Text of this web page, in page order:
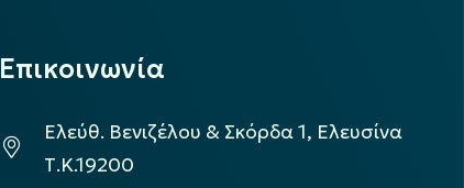
Επικοινωνία
Ελεύθ. Βενιζέλου & Σκόρδα 1, Ελευσίνα
Τ.Κ.19200